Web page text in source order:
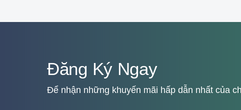
Đăng Ký Ngay
Để nhận những khuyến mãi hấp dẫn nhất của